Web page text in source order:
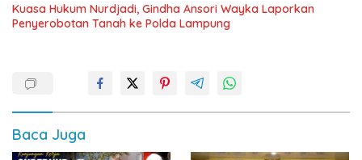
Kuasa Hukum Nurdjadi, Gindha Ansori Wayka Laporkan
Penyerobotan Tanah ke Polda Lampung
Baca Juga